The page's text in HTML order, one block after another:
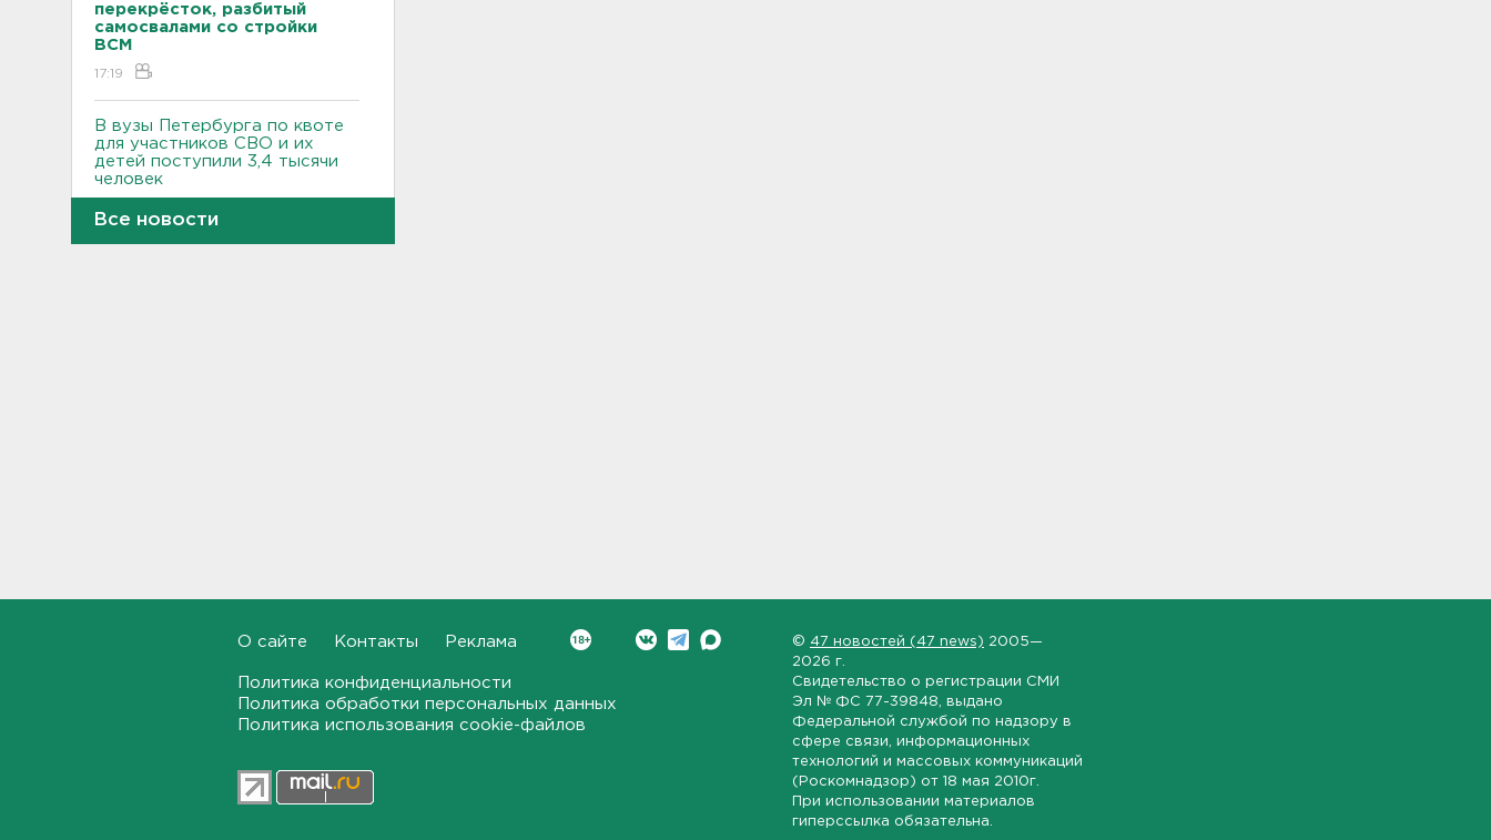
перекрёсток, разбитый
самосвалами со стройки
ВСМ
17:19
В вузы Петербурга по квоте
для участников СВО и их
детей поступили 3,4 тысячи
человек
В магазин — с арматурой. В
товар не голыми руками
храниться и на партнерских
Все новости
О сайте Контакты Реклама
Политика конфиденциальности
Политика обработки персональных данных
Политика использования cookie-файлов
© 47 новостей (47 news) 2005—
2026 г.
Свидетельство о регистрации СМИ
Эл № ФС 77-39848 , выдано
Федеральной службой по надзору в
сфере связи, информационных
технологий и массовых коммуникаций
(Роскомнадзор) от 18 мая 2010г.
При использовании материалов
гиперссылка обязательна.